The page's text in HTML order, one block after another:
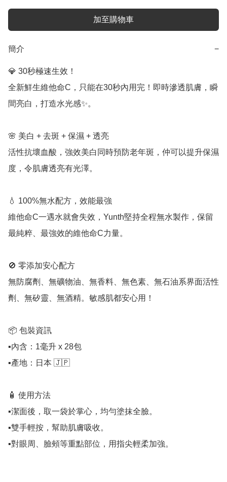
加至購物車
簡介 −
💎 30秒極速生效！
全新鮮生維他命C，只能在30秒內用完！即時滲透肌膚，瞬
間亮白，打造水光感✨。
🌸 美白 + 去斑 + 保濕 + 透亮
活性抗壞血酸，強效美白同時預防老年斑，仲可以提升保濕
度，令肌膚透亮有光澤。
💧 100%無水配方，效能最強
維他命C一遇水就會失效，Yunth堅持全程無水製作，保留
最純粹、最強效的維他命C力量。
🚫 零添加安心配方
無防腐劑、無礦物油、無香料、無色素、無石油系界面活性
劑、無矽靈、無酒精。敏感肌都安心用！
📦 包裝資訊
▪️內含：1毫升 x 28包
▪️產地：日本 🇯🇵
🧴 使用方法
▪️潔面後，取一袋於掌心，均勻塗抹全臉。
▪️雙手輕按，幫助肌膚吸收。
▪️對眼周、臉頰等重點部位，用指尖輕柔加強。